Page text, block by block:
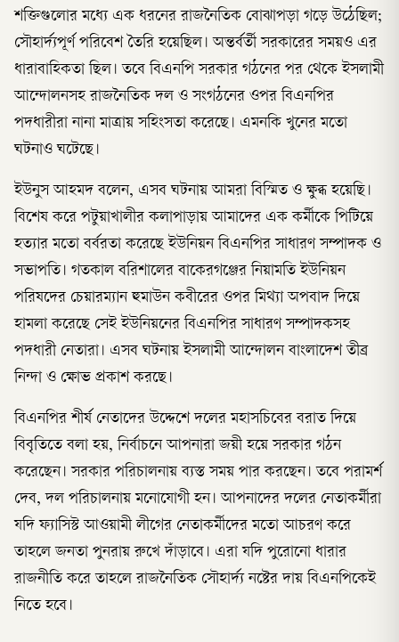
শক্তিগুলোর মধ্যে এক ধরনের রাজনৈতিক বোঝাপড়া গড়ে উঠেছিল;
সৌহার্দ্যপূর্ণ পরিবেশ তৈরি হয়েছিল। অন্তর্বর্তী সরকারের সময়ও এর
ধারাবাহিকতা ছিল। তবে বিএনপি সরকার গঠনের পর থেকে ইসলামী
আন্দোলনসহ রাজনৈতিক দল ও সংগঠনের ওপর বিএনপির
পদধারীরা নানা মাত্রায় সহিংসতা করেছে। এমনকি খুনের মতো
ঘটনাও ঘটেছে।
ইউনুস আহমদ বলেন, এসব ঘটনায় আমরা বিস্মিত ও ক্ষুব্ধ হয়েছি।
বিশেষ করে পটুয়াখালীর কলাপাড়ায় আমাদের এক কর্মীকে পিটিয়ে
হত্যার মতো বর্বরতা করেছে ইউনিয়ন বিএনপির সাধারণ সম্পাদক ও
সভাপতি। গতকাল বরিশালের বাকেরগঞ্জের নিয়ামতি ইউনিয়ন
পরিষদের চেয়ারম্যান হুমাউন কবীরের ওপর মিথ্যা অপবাদ দিয়ে
হামলা করেছে সেই ইউনিয়নের বিএনপির সাধারণ সম্পাদকসহ
পদধারী নেতারা। এসব ঘটনায় ইসলামী আন্দোলন বাংলাদেশ তীব্র
নিন্দা ও ক্ষোভ প্রকাশ করছে।
বিএনপির শীর্ষ নেতাদের উদ্দেশে দলের মহাসচিবের বরাত দিয়ে
বিবৃতিতে বলা হয়, নির্বাচনে আপনারা জয়ী হয়ে সরকার গঠন
করেছেন। সরকার পরিচালনায় ব্যস্ত সময় পার করছেন। তবে পরামর্শ
দেব, দল পরিচালনায় মনোযোগী হন। আপনাদের দলের নেতাকর্মীরা
যদি ফ্যাসিস্ট আওয়ামী লীগের নেতাকর্মীদের মতো আচরণ করে
তাহলে জনতা পুনরায় রুখে দাঁড়াবে। এরা যদি পুরোনো ধারার
রাজনীতি করে তাহলে রাজনৈতিক সৌহার্দ্য নষ্টের দায় বিএনপিকেই
নিতে হবে।